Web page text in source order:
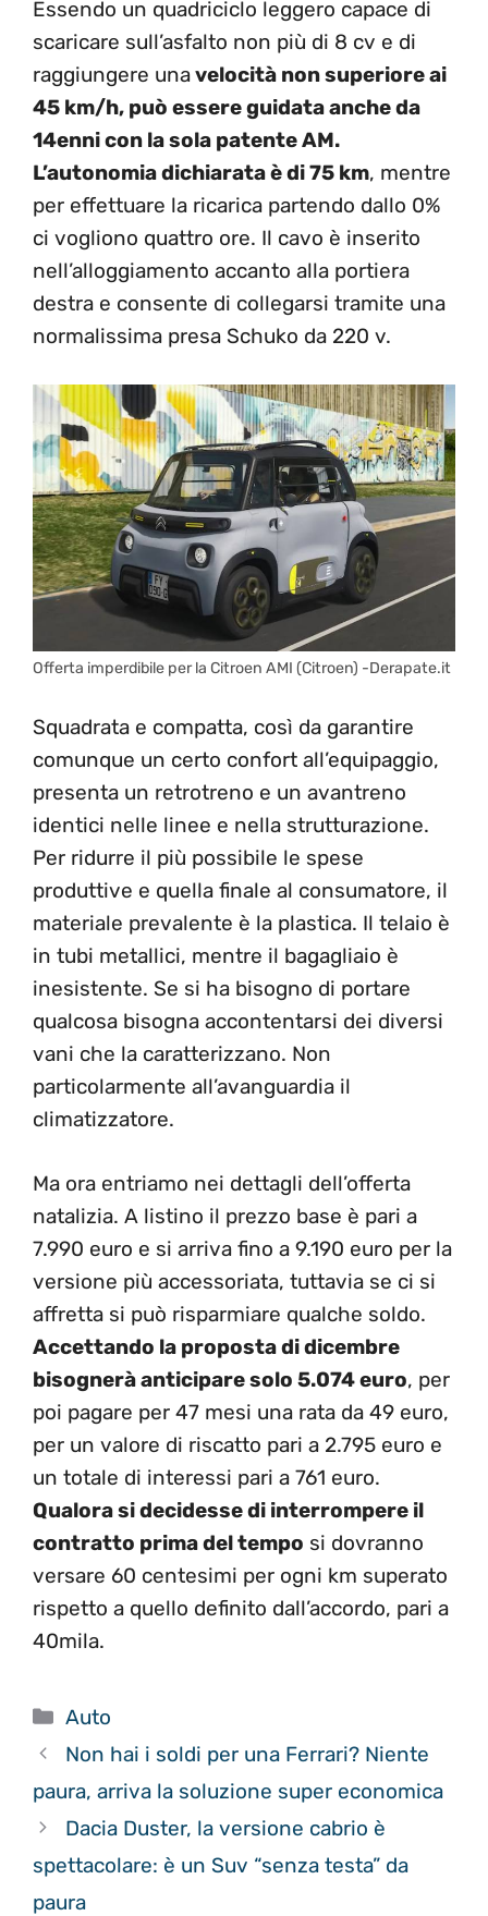
Essendo un quadriciclo leggero capace di
scaricare sull’asfalto non più di 8 cv e di
raggiungere unavelocità non superiore ai
45 km/h, può essere guidata anche da
14enni con la sola patente AM.
L’autonomia dichiarata è di 75 km, mentre
per effettuare la ricarica partendo dallo 0%
ci vogliono quattro ore. Il cavo è inserito
nell’alloggiamento accanto alla portiera
destra e consente di collegarsi tramite una
normalissima presa Schuko da 220 v.
Offerta imperdibile per la Citroen AMI (Citroen) -Derapate.it
Squadrata e compatta, così da garantire
comunque un certo confort all’equipaggio,
presenta un retrotreno e un avantreno
identici nelle linee e nella strutturazione.
Per ridurre il più possibile le spese
produttive e quella finale al consumatore, il
materiale prevalente è la plastica. Il telaio è
in tubi metallici, mentre il bagagliaio è
inesistente. Se si ha bisogno di portare
qualcosa bisogna accontentarsi dei diversi
vani che la caratterizzano. Non
particolarmente all’avanguardia il
climatizzatore.
Ma ora entriamo nei dettagli dell’offerta
natalizia. A listino il prezzo base è pari a
7.990 euro e si arriva fino a 9.190 euro per la
versione più accessoriata, tuttavia se ci si
affretta si può risparmiare qualche soldo.
Accettando la proposta di dicembre
bisognerà anticipare solo 5.074 euro, per
poi pagare per 47 mesi una rata da 49 euro,
per un valore di riscatto pari a 2.795 euro e
un totale di interessi pari a 761 euro.
Qualora si decidesse di interrompere il
contratto prima del tempo si dovranno
versare 60 centesimi per ogni km superato
rispetto a quello definito dall’accordo, pari a
40mila.
Categorie
Auto
Non hai i soldi per una Ferrari? Niente
paura, arriva la soluzione super economica
Dacia Duster, la versione cabrio è
spettacolare: è un Suv “senza testa” da
paura